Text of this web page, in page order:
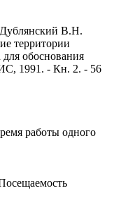
В.Н.
территории
для обоснования
1991. - Кн. 2. - 56
работы одного